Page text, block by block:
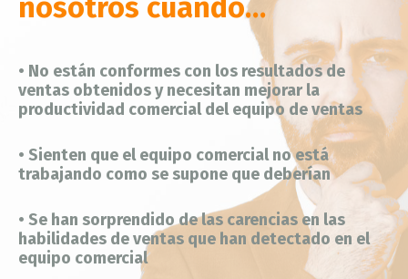
nosotros cuándo…
• No están conformes con los resultados de
ventas obtenidos y necesitan mejorar la
productividad comercial del equipo de ventas
• Sienten que el equipo comercial no está
trabajando como se supone que deberían
• Se han sorprendido de las carencias en las
habilidades de ventas que han detectado en el
equipo comercial